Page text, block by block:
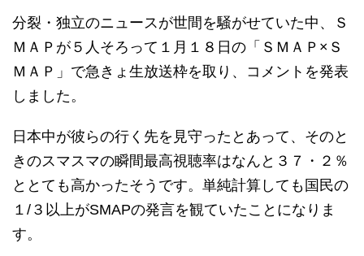
分裂・独立のニュースが世間を騒がせていた中、Ｓ
ＭＡＰが５人そろって１月１８日の「ＳＭＡＰ×Ｓ
ＭＡＰ」で急きょ生放送枠を取り、コメントを発表
しました。
日本中が彼らの行く先を見守ったとあって、そのと
きのスマスマの瞬間最高視聴率はなんと３７・２％
ととても高かったそうです。単純計算しても国民の
１/３以上がSMAPの発言を観ていたことになりま
す。